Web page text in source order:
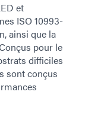
et
ISO 10993-
ainsi que la
pour le
difficiles
sont conçus